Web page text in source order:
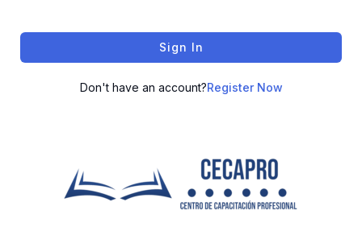
Sign In
Don't have an account?Register Now